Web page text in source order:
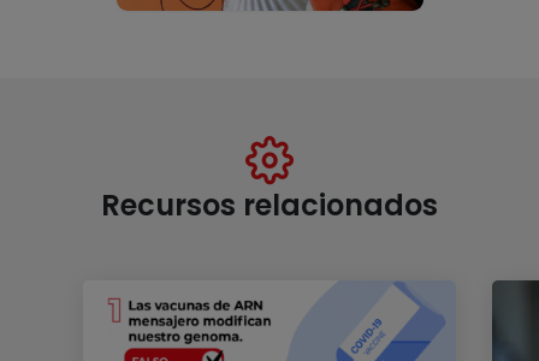
Recursos relacionados